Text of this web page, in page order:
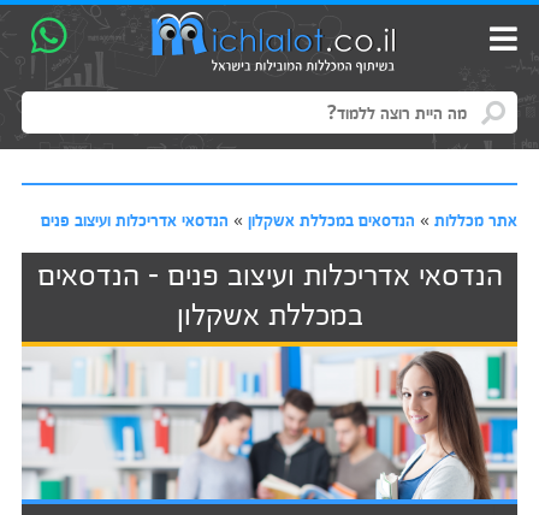
אתר מכללות» הנדסאים במכללת אשקלון» הנדסאי אדריכלות ועיצוב פנים
הנדסאי אדריכלות ועיצוב פנים - הנדסאים
במכללת אשקלון